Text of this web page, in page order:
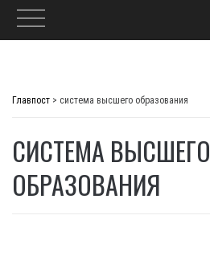
Главпост > система высшего образования
СИСТЕМА ВЫСШЕГО
ОБРАЗОВАНИЯ